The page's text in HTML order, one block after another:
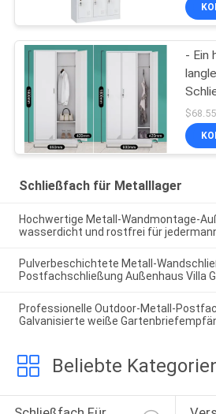
- Ein
Schließfach für Metalllager
Hochwertige Metall-Wandmontage-
wasserdicht und rostfrei für
Pulverbeschichtete Metall-
Postfachschließung Außenhaus Villa
Professionelle Outdoor-Metall-
Galvanisierte weiße
Beliebte